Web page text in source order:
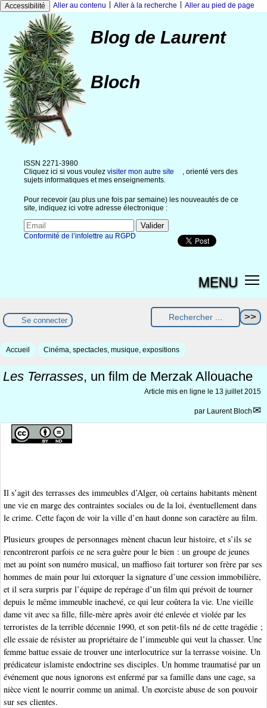
Accessibilité Aller au contenu Aller à la recherche Aller au pied de page
Blog de Laurent
Bloch
ISSN 2271-3980
Cliquez ici si vous voulez visiter mon autre site
, orienté vers des
sujets informatiques et mes enseignements.
Pour recevoir (au plus une fois par semaine) les nouveautés de ce
site, indiquez ici votre adresse électronique :
Conformité de l’infolettre au RGPD
MENU
Se connecter
Accueil Cinéma, spectacles, musique, expositions
Les Terrasses, un film de Merzak Allouache
Article mis en ligne le 13 juillet 2015
par Laurent Bloch
Il s’agit des terrasses des immeubles d’Alger, où certains habitants mènent
une vie en marge des contraintes sociales ou de la loi, éventuellement dans
le crime. Cette façon de voir la ville d’en haut donne son caractère au film.
Plusieurs groupes de personnages mènent chacun leur histoire, et s’ils se
rencontreront parfois ce ne sera guère pour le bien : un groupe de jeunes
met au point son numéro musical, un maffioso fait torturer son frère par ses
hommes de main pour lui extorquer la signature d’une cession immobilière,
et il sera surpris par l’équipe de repérage d’un film qui prévoit de tourner
depuis le même immeuble inachevé, ce qui leur coûtera la vie. Une vieille
dame vit avec sa fille, fille-mère après avoir été enlevée et violée par les
terroristes de la terrible décennie 1990, et son petit-fils né de cette tragédie ;
elle essaie de résister au propriétaire de l’immeuble qui veut la chasser. Une
femme battue essaie de trouver une interlocutrice sur la terrasse voisine. Un
prédicateur islamiste endoctrine ses disciples. Un homme traumatisé par un
événement que nous ignorons est enfermé par sa famille dans une cage, sa
nièce vient le nourrir comme un animal. Un exorciste abuse de son pouvoir
sur ses clientes.